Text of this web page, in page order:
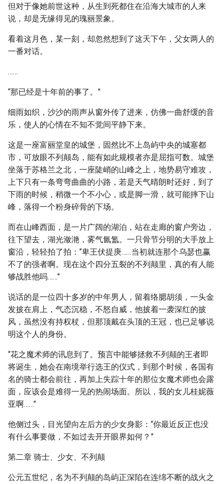
但对于像她前世这种，从生到死都住在沿海大城市的人来
说，却是无缘得见的瑰丽景象。
看着这月色，某一刻，却忽然想到了这天下午，父女两人的
一番对话。
……
“那已经是十年前的事了。”
细雨如织，沙沙的雨声从窗外传了进来，仿佛一曲舒缓的音
乐，使人的心情在不知不觉间平静下来。
这是一座富丽堂皇的城堡，固然比不上岛屿中央的城塞都
市，可放眼不列颠岛，能有如此规模者亦是屈指可数。城堡
坐落于苏格兰之北，一座陡峭的山峰之上，地势易守难攻，
上下只有一条弯弯曲曲的小路，若是天气晴朗时还好，到了
下雨的时候，稍微一个不小心，或是脚一滑，就可能摔下山
峰，落得一个粉身碎骨的下场。
而在山峰西面，是一片广阔的湖泊，站在走廊的窗户旁边，
往下望去，湖光潋滟，雾气氤氲。一只骨节分明的大手放上
窗沿，轻轻拍了拍：“卑王伏提庚……当初就连那个乌瑟也赢
不了的强者啊。现在这个四分五裂的不列颠里，真的有人能
够战胜他吗……”
说话的是一位四十多岁的中年男人，留着络腮胡须，一头金
发披在肩上，气态沉稳，不怒自威，他披着一袭深红的披
风，虽然没有持权杖，但那顶戴在头顶的王冠，也已足够说
明这个人的身份。
“花之魔术师的讯息到了。预言中能够拯救不列颠的王者即
将诞生，她会在南境举行选王的仪式，到那个时候，各国有
名的骑士都会前往，再加上失踪十年的那位女魔术师也会露
面，应该会是难得一见的热闹场面。所以，我的女儿桂妮薇
亚啊……”
他侧过头，目光望向左后方的少女身影：“你最近反正也没
有什么事要做，不如过去开开眼界如何？”
第二章 骑士、少女、不列颠
公元五世纪，名为不列颠的岛屿正深陷在连绵不断的战火之